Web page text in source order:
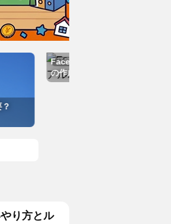
話題
Facebookイベントページでのアル
の作成方法とは
り方とル